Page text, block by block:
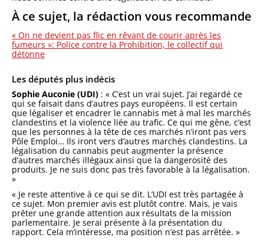
À ce sujet, la rédaction vous recommande
« On ne devient pas flic en rêvant de courir après les
fumeurs »: Police contre la Prohibition, le collectif qui
détonne
Les députés plus indécis
Sophie Auconie (UDI) : « C’est un vrai sujet. J’ai regardé ce
qui se faisait dans d’autres pays européens. Il est certain
que légaliser et encadrer le cannabis met à mal les marchés
clandestins et la violence liée au trafic. Ce qui me gêne, c’est
que les personnes à la tête de ces marchés n’iront pas vers
Pôle Emploi… Ils iront vers d’autres marchés clandestins. La
légalisation du cannabis peut augmenter la présence
d’autres marchés illégaux ainsi que la dangerosité des
produits. Je ne suis donc pas très favorable à la légalisation.
»
« Je reste attentive à ce qui se dit. L’UDI est très partagée à
ce sujet. Mon premier avis est plutôt contre. Mais, je vais
prêter une grande attention aux résultats de la mission
parlementaire. Je serai présente à la présentation du
rapport. Cela m’intéresse, ma position n’est pas arrêtée. »